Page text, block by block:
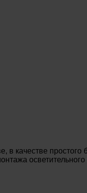
качестве простого